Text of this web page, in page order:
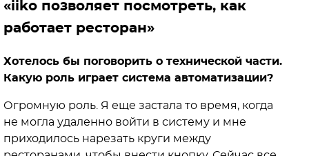
«iiko позволяет посмотреть, как
работает ресторан»
Хотелось бы поговорить о технической части.
Какую роль играет система автоматизации?
Огромную роль. Я еще застала то время, когда
не могла удаленно войти в систему и мне
приходилось нарезать круги между